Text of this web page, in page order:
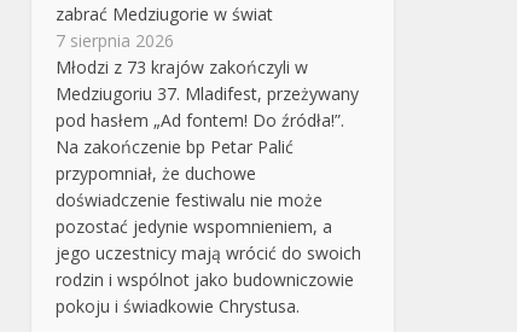
zabrać Medziugorie w świat
7 sierpnia 2026
Młodzi z 73 krajów zakończyli w
Medziugoriu 37. Mladifest, przeżywany
pod hasłem „Ad fontem! Do źródła!”.
Na zakończenie bp Petar Palić
przypomniał, że duchowe
doświadczenie festiwalu nie może
pozostać jedynie wspomnieniem, a
jego uczestnicy mają wrócić do swoich
rodzin i wspólnot jako budowniczowie
pokoju i świadkowie Chrystusa.